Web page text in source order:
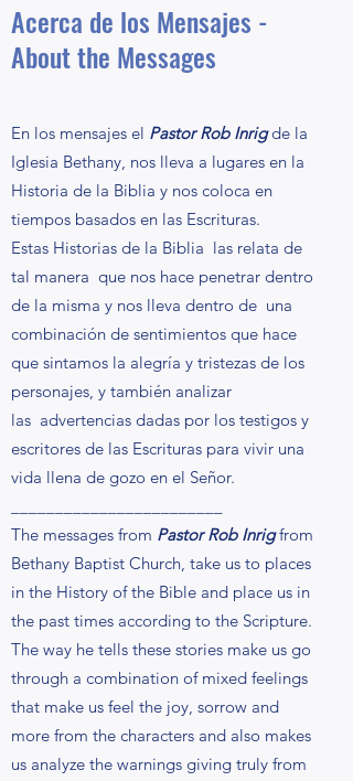
Acerca de los Mensajes -
About the Messages
En los mensajes el Pastor Rob Inrigde la
Iglesia Bethany, nos lleva a lugares en la
Historia de la Biblia y nos coloca en
tiempos basados en las Escrituras.
Estas Historias de la Biblia las relata de
tal manera que nos hace penetrar dentro
de la misma y nos lleva dentro de una
combinación de sentimientos que hace
que sintamos la alegría y tristezas de los
personajes, y también analizar
las advertencias dadas por los testigos y
escritores de las Escrituras para vivir una
vida llena de gozo en el Señor.
The messages from Pastor Rob Inrigfrom
Bethany Baptist Church, take us to places
in the History of the Bible and place us in
the past times according to the Scripture.
The way he tells these stories make us go
through a combination of mixed feelings
that make us feel the joy, sorrow and
more from the characters and also makes
us analyze the warnings giving truly from